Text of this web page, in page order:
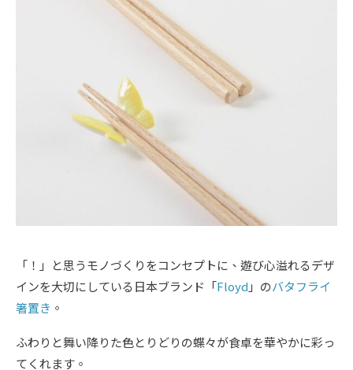
「！」と思うモノづくりをコンセプトに、遊び心溢れるデザ
インを大切にしている日本ブランド「Floyd 」のバタフライ
箸置き 。
ふわりと舞い降りた色とりどりの蝶々が食卓を華やかに彩っ
てくれます。